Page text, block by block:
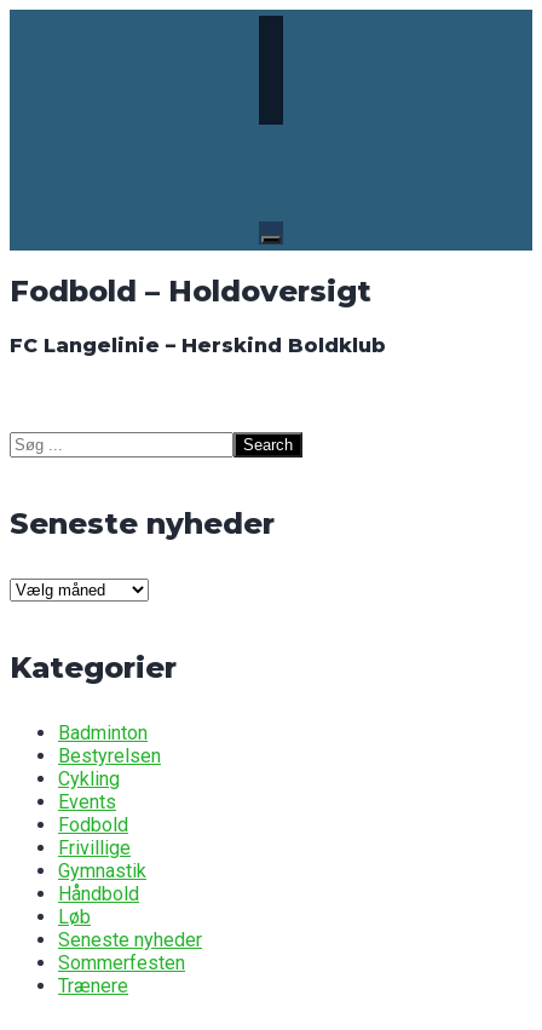
Fodbold – Holdoversigt
FC Langelinie – Herskind Boldklub
Search
for:
Seneste nyheder
Seneste
Kategorier
Badminton
Bestyrelsen
Cykling
Events
Fodbold
Frivillige
Gymnastik
Håndbold
Løb
Seneste nyheder
Sommerfesten
Trænere